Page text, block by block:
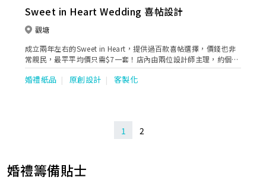
Sweet in Heart Wedding 喜帖設計
觀塘
成立兩年左右的Sweet in Heart，提供過百款喜帖選擇，價錢也非
常親民，最平平均價只需$7一套！店內由兩位設計師主理，約個半
月時間就可起貨。
婚禮紙品 原創設計 客製化
1 2
婚禮籌備貼士